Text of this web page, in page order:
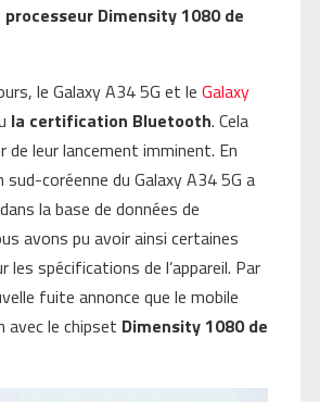
processeur Dimensity 1080 de
le Galaxy A34 5G et le Galaxy
la certification Bluetooth. Cela
de leur lancement imminent. En
coréenne du Galaxy A34 5G a
la base de données de
avons pu avoir ainsi certaines
spécifications de l’appareil. Par
fuite annonce que le mobile
avec le chipset Dimensity 1080 de